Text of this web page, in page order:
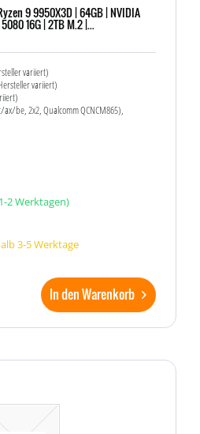
9 9950X3D | 64GB | NVIDIA
16G | 2TB M.2 |...
variiert)
variiert)
​be, 2x2, Qualcomm QCNCM865),
2 Werktagen)
3-5 Werktage
In den Warenkorb